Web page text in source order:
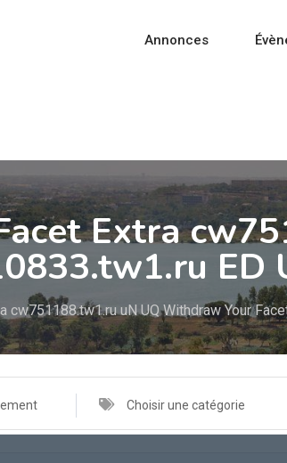
Annonces
Extra
ED
cw751188.tw1.ru uN UQ Withdraw Your
Choisir une catégorie